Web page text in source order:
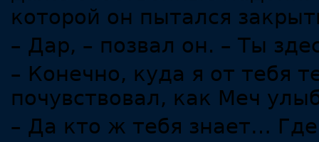
которой он пытался
– Дар, – позвал он. – Ты
– Конечно, куда я от тебя
почувствовал, как Меч
– Да кто ж тебя знает…